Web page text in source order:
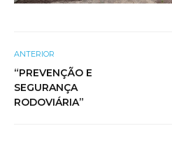
ANTERIOR
“PREVENÇÃO E
SEGURANÇA
RODOVIÁRIA”